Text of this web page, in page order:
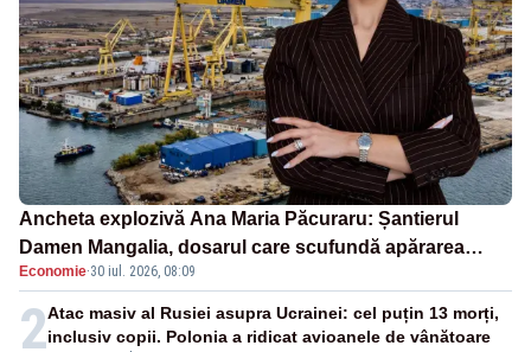
Ancheta explozivă Ana Maria Păcuraru: Șantierul
Damen Mangalia, dosarul care scufundă apărarea
României
Economie·30 iul. 2026, 08:09
2Atac masiv al Rusiei asupra Ucrainei: cel puțin 13 morți,
inclusiv copii. Polonia a ridicat avioanele de vânătoare